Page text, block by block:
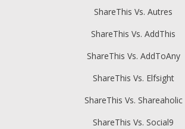
ShareThis Vs. Autres
ShareThis Vs. AddThis
ShareThis Vs. AddToAny
ShareThis Vs. Elfsight
ShareThis Vs. Shareaholic
ShareThis Vs. Social9